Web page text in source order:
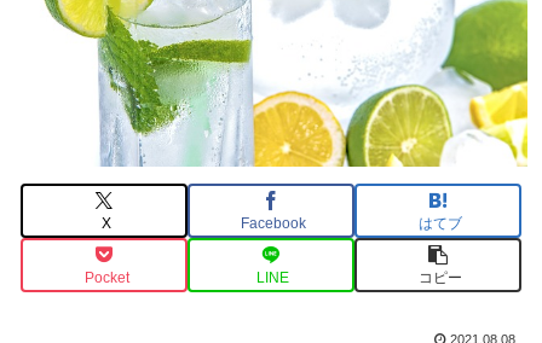
X Facebook はてブ
Pocket LINE コピー
2021.08.08